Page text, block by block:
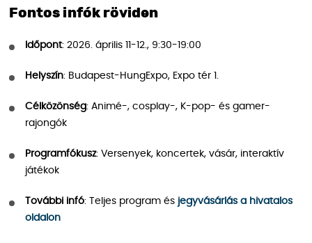
Fontos infók röviden
Időpont: 2026. április 11-12., 9:30-19:00
Helyszín: Budapest-HungExpo, Expo tér 1.
Célközönség: Animé-, cosplay-, K-pop- és gamer-
rajongók
Programfókusz: Versenyek, koncertek, vásár, interaktív
játékok
További infó: Teljes program és jegyvásárlás a hivatalos
oldalon